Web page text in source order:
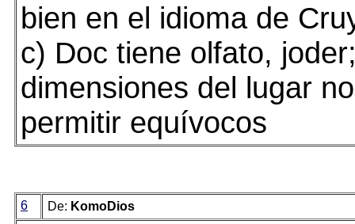
bien en el idioma de
c) Doc tiene olfato,
dimensiones del lugar
permitir equívocos
6 De: KomoDios